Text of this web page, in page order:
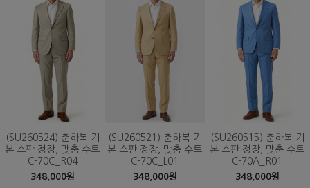
(SU260524) 춘하복 기
본 스판 정장, 맞춤 수트
C-70C_R04
348,000원
(SU260521) 춘하복 기
본 스판 정장, 맞춤 수트
C-70C_L01
348,000원
(SU260515) 춘하복 기
본 스판 정장, 맞춤 수트
C-70A_R01
348,000원